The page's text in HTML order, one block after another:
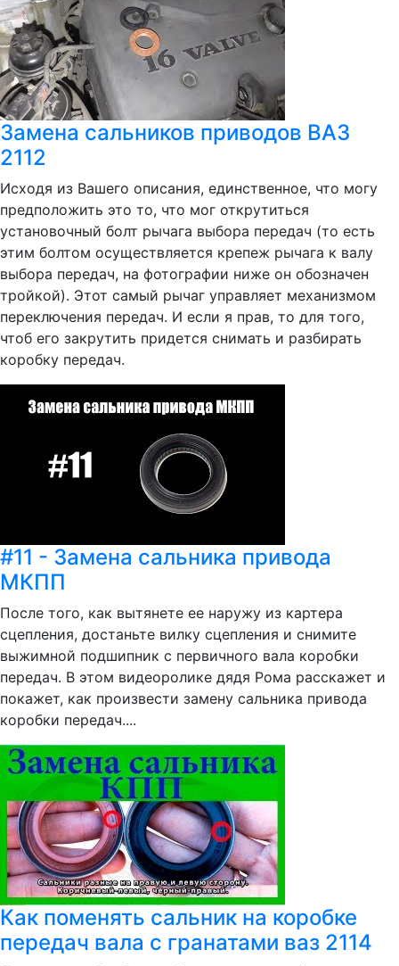
Замена сальников приводов ВАЗ
2112
Исходя из Вашего описания, единственное, что могу
предположить это то, что мог открутиться
установочный болт рычага выбора передач (то есть
этим болтом осуществляется крепеж рычага к валу
выбора передач, на фотографии ниже он обозначен
тройкой). Этот самый рычаг управляет механизмом
переключения передач. И если я прав, то для того,
чтоб его закрутить придется снимать и разбирать
коробку передач.
#11 - Замена сальника привода
МКПП
После того, как вытянете ее наружу из картера
сцепления, достаньте вилку сцепления и снимите
выжимной подшипник с первичного вала коробки
передач. В этом видеоролике дядя Рома расскажет и
покажет, как произвести замену сальника привода
коробки передач....
Как поменять сальник на коробке
передач вала с гранатами ваз 2114